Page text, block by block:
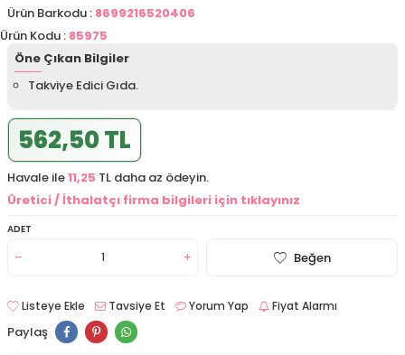
Ürün Barkodu : 8699216520406
Ürün Kodu : 85975
Öne Çıkan Bilgiler
Takviye Edici Gıda.
562,50 TL
Havale ile11,25 TL daha az ödeyin.
Üretici / İthalatçı firma bilgileri için tıklayınız
ADET
Beğen
Listeye Ekle Tavsiye Et Yorum Yap Fiyat Alarmı
Paylaş